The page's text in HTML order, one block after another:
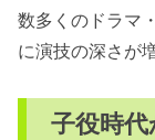
数多くのドラマ
に演技の深さが
子役時